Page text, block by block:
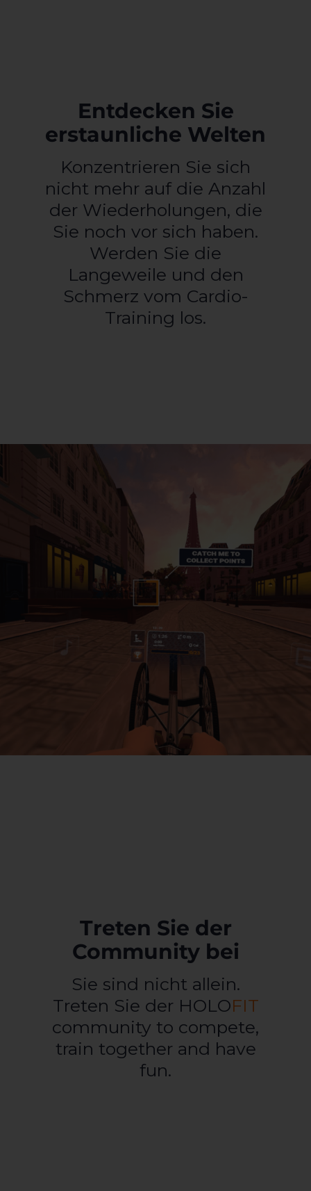
Entdecken Sie
erstaunliche Welten
Konzentrieren Sie sich
nicht mehr auf die Anzahl
der Wiederholungen, die
Sie noch vor sich haben.
Werden Sie die
Langeweile und den
Schmerz vom Cardio-
Training los.
Treten Sie der
Community bei
Sie sind nicht allein.
Treten Sie der HOLOFIT
community to compete,
train together and have
fun.